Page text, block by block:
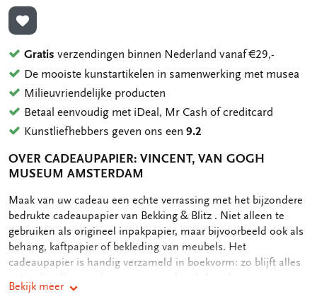
TOEVOEGEN AAN VERLANGLIJST
Gratis verzendingen binnen Nederland vanaf €29,-
De mooiste kunstartikelen in samenwerking met musea
Milieuvriendelijke producten
Betaal eenvoudig met iDeal, Mr Cash of creditcard
Kunstliefhebbers geven ons een9.2
OVER CADEAUPAPIER: VINCENT, VAN GOGH
MUSEUM AMSTERDAM
OMSCHRIJVING
Maak van uw cadeau een echte verrassing met het bijzondere
bedrukte cadeaupapier van Bekking & Blitz . Niet alleen te
gebruiken als origineel inpakpapier, maar bijvoorbeeld ook als
behang, kaftpapier of bekleding van meubels. Het
cadeaupapier is handig verzameld in boekvorm: zo blijft alles
cadeaupapier. Het cadeaupapier is tweemaal gevouwen om in
Bekijk meer